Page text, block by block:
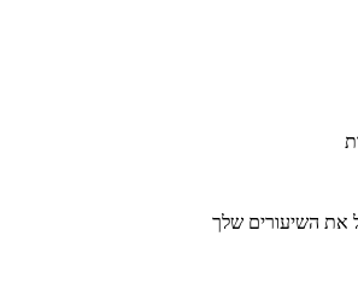
את השיעורים שלך